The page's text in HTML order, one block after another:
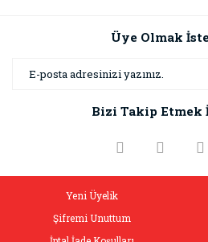
Görüş ve önerileriniz için teşekkür
Ürün resmi kalitesiz, bozuk veya
Ürün bilgilerinde hatalar bulunuyor.
Üye Olmak
Bizi Takip Etmek
Yeni Üyelik
Şifremi Unuttum